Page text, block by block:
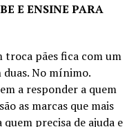
E ENSINE PARA
troca pães fica com um
duas. No mínimo.
a responder a quem
as marcas que mais
precisa de ajuda e